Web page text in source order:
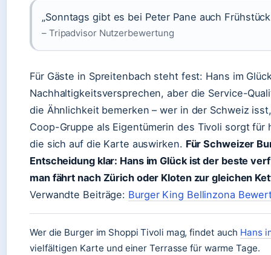
„Sonntags gibt es bei Peter Pane auch
– Tripadvisor Nutzerbewertung
Für Gäste in Spreitenbach steht fest: Hans im
Nachhaltigkeitsversprechen, aber die Service-
die Ähnlichkeit bemerken – wer in der Schweiz
Coop-Gruppe als Eigentümerin des Tivoli sorgt
die sich auf die Karte auswirken. Für Schweizer
Entscheidung klar: Hans im Glück ist der beste
man fährt nach Zürich oder Kloten zur gleichen
Verwandte Beiträge: Burger King Bellinzona
Wer die Burger im Shoppi Tivoli mag, findet auch Hans
vielfältigen Karte und einer Terrasse für warme Tage.